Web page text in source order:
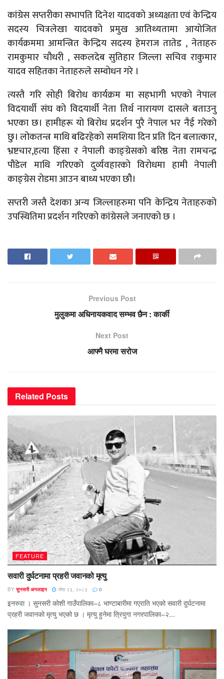
कांग्रेस सप्तरीका सभापति दिनेश यादवको अध्यक्षता एवं केन्द्रिय
सदस्य चित्रलेखा यादवको प्रमुख आतिथ्यतामा आयोजित
कार्यक्रममा आमन्त्रित केन्द्रिय सदस्य हेमराज तातेड , नेताहरु
रामकुमार चौधरी , सकलदेब सुतिहार जिल्ला सचिव राकुमार
यादव सहितका नेताहरुले सम्वोधन गरे ।
त्यस्तै गरि सोही बिरोध कार्यक्रम मा सहभागी भएको नेपाल
विदयार्थी संघ को विदयार्थी नेता तिर्थ नारायण दासले बताउनु
भएका छ। हामीहरू यो बिरोध प्रदर्शन पुरै नेपाल भर नैई गरेको
छु। लोकतन्त्र माथि बढिरहेको समशिया दिन प्रति दिन बलात्कार,
भ्रष्टचार,हत्या हिंसा र नेपाली काङ्ग्रेसको बरिष्ठ नेता रामचन्द्र
पौडेल माथि गरिएको दुर्व्यवहारको विरोधमा हामी नेपाली
काङ्ग्रेस रोडमा आउन बाध्य भएका छौ।
सप्तरी जस्तै देशका अन्य जिल्लाहरुमा पनि केन्द्रिय नेताहरुको
उपस्थितिमा प्रदर्शन गरिएको कांग्रेसले जनाएको छ ।
Previous Post
मुलुकमा अधिनायकवाद सम्भव छैन : कार्की
Next Post
आफ्नै घरमा सरोज
Related Posts
FEATURE
सवारी दुर्घटनामा प्रहरी जवानको मृत्यु
BY सुनसरी अनलाइन जेष्ठ २३, २०८३ 0
इनरुवा । सुनसरी कोशी गाउँपालिका–८ भाण्टाबारीमा गएराति भएको सवारी दुर्घटनामा
प्रहरी जवानको मृत्यु भएको छ । मृत्यु हुनेमा त्रियुगा नगरपालिका–२...